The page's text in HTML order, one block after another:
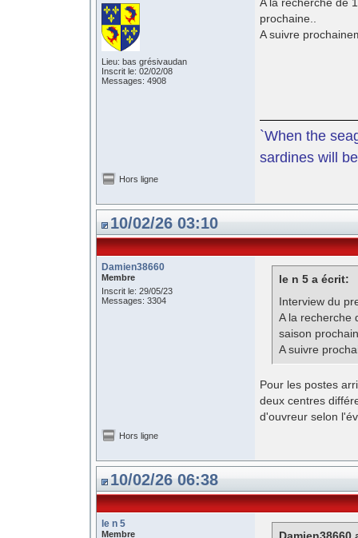
Lieu: bas grésivaudan
Inscrit le: 02/02/08
Messages: 4908
A la recherche de
prochaine..
A suivre
`When the
sardines will
Hors ligne
10/02/26 03:10
Damien38660
Membre
Inscrit le: 29/05/23
Messages: 3304
le n 5 a écrit:
Interview du
A la recherche
saison
A suivre
Pour les postes
deux centres
d'ouvreur selon
Hors ligne
10/02/26 06:38
le n 5
Membre